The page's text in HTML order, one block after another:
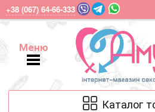
+38 (067) 64-66-333
Меню
Меню
Каталог